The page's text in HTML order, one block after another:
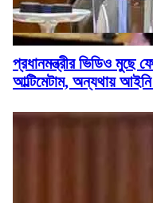
প্রধানমন্ত্রীর ভিডিও মুছে
আল্টিমেটাম, অন্যথায় আইনি